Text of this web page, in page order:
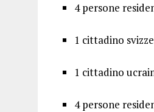
4 persone
1 cittadino
1 cittadino
4 persone